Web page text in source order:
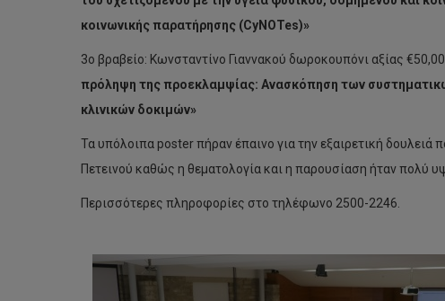
κοινωνικής παρατήρησης (CyNOTes)»
3ο βραβείο: Κωνσταντίνο Γιαννακού δωροκουπόνι αξίας
πρόληψη της προεκλαμψίας: Ανασκόπηση των
κλινικών δοκιμών»
Τα υπόλοιπα poster πήραν έπαινο για την εξαιρετική
Πετεινού καθώς η θεματολογία και η παρουσίαση ήταν πολύ
Περισσότερες πληροφορίες στο τηλέφωνο 2500-2246.